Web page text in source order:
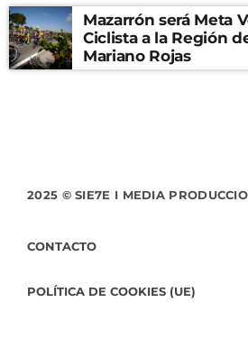
Mazarrón será Meta
Ciclista a la Región
Mariano Rojas
2025 © SIE7E I MEDIA
CONTACTO
POLÍTICA DE COOKIES (UE)